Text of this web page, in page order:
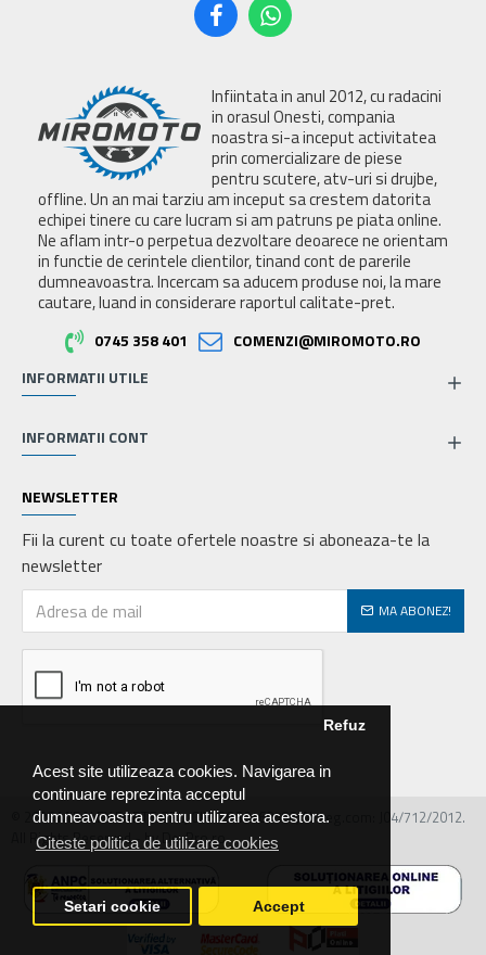
Acest site utilizeaza cookies. Navigarea in
continuare reprezinta acceptul
dumneavoastra pentru utilizarea acestora.
Citeste politica de utilizare cookies
Refuz
Setari cookie Accept
Infiintata in anul 2012, cu radacini
in orasul Onesti, compania
noastra si-a inceput activitatea
prin comercializare de piese
pentru scutere, atv-uri si drujbe,
offline. Un an mai tarziu am inceput sa crestem datorita
echipei tinere cu care lucram si am patruns pe piata online.
Ne aflam intr-o perpetua dezvoltare deoarece ne orientam
in functie de cerintele clientilor, tinand cont de parerile
dumneavoastra. Incercam sa aducem produse noi, la mare
cautare, luand in considerare raportul calitate-pret.
0745 358 401
COMENZI@MIROMOTO.RO
INFORMATII UTILE
INFORMATII CONT
NEWSLETTER
Fii la curent cu toate ofertele noastre si aboneaza-te la
newsletter
MA ABONEZ!
© 2026 MIRALEX PARTS SRL, CIF: RO30468586, Nr.reg.com: J04/712/2012.
All Rights Reserved - by DevPro.ro